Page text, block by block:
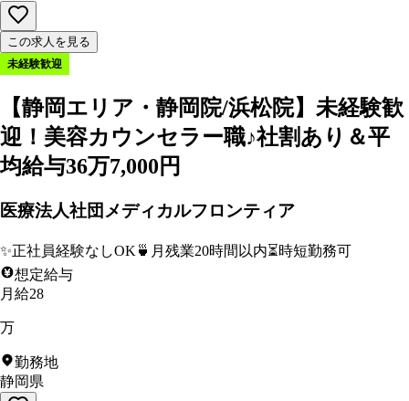
この求人を見る
未経験歓迎
【静岡エリア・静岡院/浜松院】未経験歓
迎！美容カウンセラー職♪社割あり＆平
均給与36万7,000円
医療法人社団メディカルフロンティア
✨正社員経験なしOK 🍵 月残業20時間以内⏳時短勤務可
想定給与
月給28
万
勤務地
静岡県